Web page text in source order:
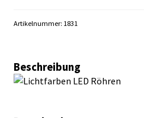
Artikelnummer: 1831
Beschreibung